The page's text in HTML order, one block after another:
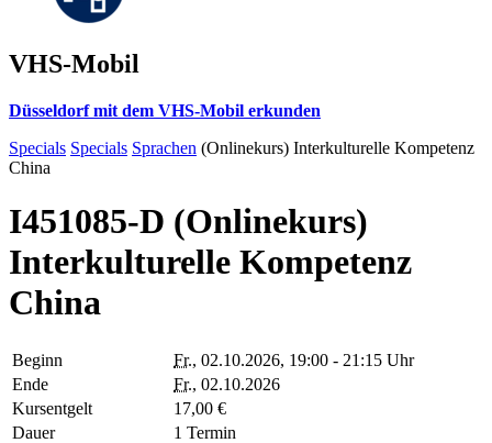
VHS-Mobil
Düsseldorf mit dem VHS-Mobil erkunden
Specials Specials Sprachen (Onlinekurs) Interkulturelle Kompetenz
China
I451085-D (Onlinekurs)
Interkulturelle Kompetenz
China
Beginn Fr., 02.10.2026, 19:00 - 21:15 Uhr
Ende
Fr., 02.10.2026
Kursentgelt
17,00 €
Dauer
1 Termin